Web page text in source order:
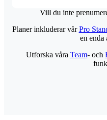
Vill du inte
Planer inkluderar vårPro
en enda
Utforska våra Team- och